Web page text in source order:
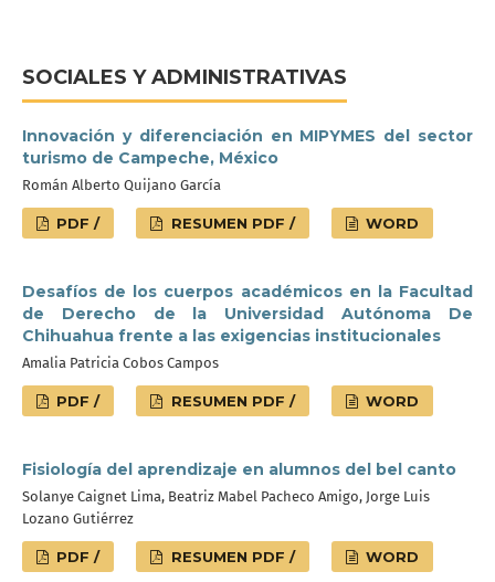
SOCIALES Y ADMINISTRATIVAS
Innovación y diferenciación en MIPYMES del sector
turismo de Campeche, México
Román Alberto Quijano García
PDF / RESUMEN PDF / WORD
Desafíos de los cuerpos académicos en la Facultad
de Derecho de la Universidad Autónoma De
Chihuahua frente a las exigencias institucionales
Amalia Patricia Cobos Campos
PDF / RESUMEN PDF / WORD
Fisiología del aprendizaje en alumnos del bel canto
Solanye Caignet Lima, Beatriz Mabel Pacheco Amigo, Jorge Luis
Lozano Gutiérrez
PDF / RESUMEN PDF / WORD